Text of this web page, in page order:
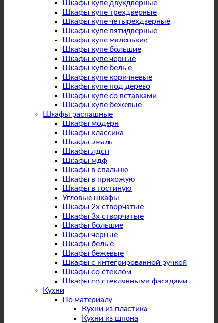
Шкафы купе двухдверные
Шкафы купе трехдверные
Шкафы купе четырехдверные
Шкафы купе пятидверные
Шкафы купе маленькие
Шкафы купе большие
Шкафы купе черные
Шкафы купе белые
Шкафы купе коричневые
Шкафы купе под дерево
Шкафы купе со вставками
Шкафы купе бежевые
Шкафы распашные
Шкафы модерн
Шкафы классика
Шкафы эмаль
Шкафы лдсп
Шкафы мдф
Шкафы в спальню
Шкафы в прихожую
Шкафы в гостиную
Угловые шкафы
Шкафы 2х створчатые
Шкафы 3х створчатые
Шкафы большие
Шкафы черные
Шкафы белые
Шкафы бежевые
Шкафы с интегрированной ручкой
Шкафы со стеклом
Шкафы со стеклянными фасадами
Кухни
По материалу
Кухни из пластика
Кухни из шпона